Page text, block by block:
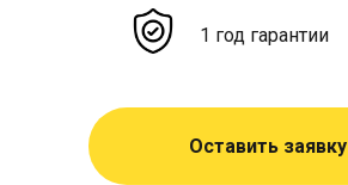
1 год гарантии
Оставить заявку